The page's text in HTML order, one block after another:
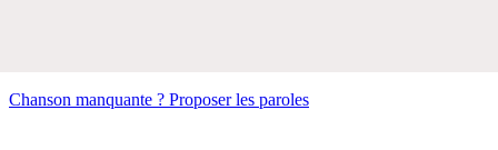
Chanson manquante ? Proposer les paroles